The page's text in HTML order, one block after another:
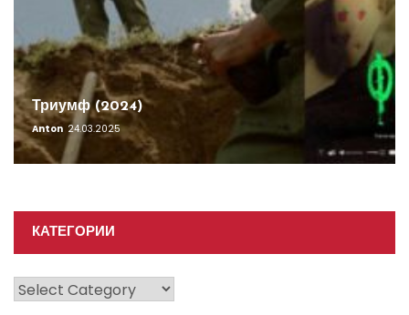
Триумф (2024)
Anton 24.03.2025
КАТЕГОРИИ
Категории